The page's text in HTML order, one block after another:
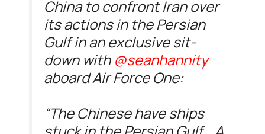
China to confront Iran over
its actions in the Persian
Gulf in an exclusive sit-
down with @seanhannity
aboard Air Force One:
“The Chinese have ships